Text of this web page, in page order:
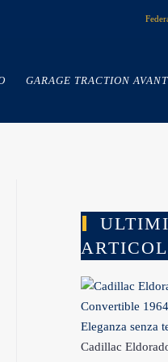
GARAGE TRACTION AVANT
ULTIMI
Cadillac